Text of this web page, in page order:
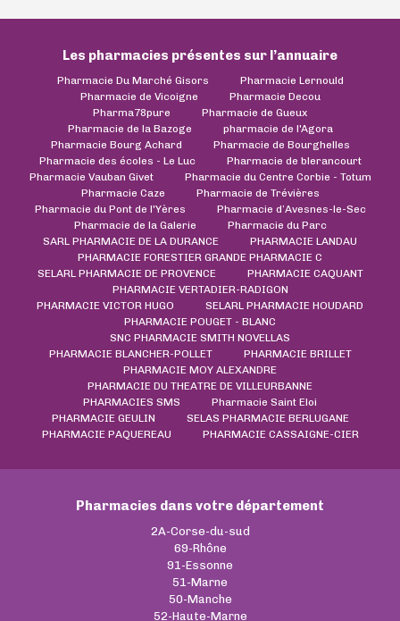
Les pharmacies présentes sur l’annuaire
Pharmacie Du Marché Gisors
Pharmacie Lernould
Pharmacie de Vicoigne
Pharmacie Decou
Pharma78pure
Pharmacie de Gueux
Pharmacie de la Bazoge
pharmacie de l'Agora
Pharmacie Bourg Achard
Pharmacie de Bourghelles
Pharmacie des écoles - Le Luc
Pharmacie de blerancourt
Pharmacie Vauban Givet
Pharmacie du Centre Corbie - Totum
Pharmacie Caze
Pharmacie de Trévières
Pharmacie du Pont de l'Yères
Pharmacie d’Avesnes-le-Sec
Pharmacie de la Galerie
Pharmacie du Parc
SARL PHARMACIE DE LA DURANCE
PHARMACIE LANDAU
PHARMACIE FORESTIER GRANDE PHARMACIE C
SELARL PHARMACIE DE PROVENCE
PHARMACIE CAQUANT
PHARMACIE VERTADIER-RADIGON
PHARMACIE VICTOR HUGO
SELARL PHARMACIE HOUDARD
PHARMACIE POUGET - BLANC
SNC PHARMACIE SMITH NOVELLAS
PHARMACIE BLANCHER-POLLET
PHARMACIE BRILLET
PHARMACIE MOY ALEXANDRE
PHARMACIE DU THEATRE DE VILLEURBANNE
PHARMACIES SMS
Pharmacie Saint Eloi
PHARMACIE GEULIN
SELAS PHARMACIE BERLUGANE
PHARMACIE PAQUEREAU
PHARMACIE CASSAIGNE-CIER
Pharmacies dans votre département
2A-Corse-du-sud
69-Rhône
91-Essonne
51-Marne
50-Manche
52-Haute-Marne